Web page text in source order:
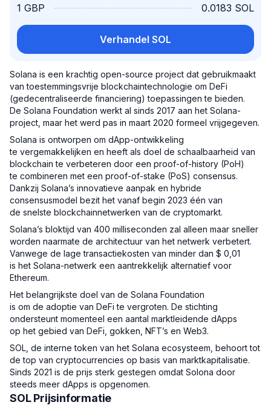
1 GBP 0.0183 SOL
Verhandel SOL
Solana is een krachtig open-source project dat gebruikmaakt
van toestemmingsvrije blockchaintechnologie om DeFi
(gedecentraliseerde financiering) toepassingen te bieden.
De Solana Foundation werkt al sinds 2017 aan het Solana-
project, maar het werd pas in maart 2020 formeel vrijgegeven.
Solana is ontworpen om dApp-ontwikkeling
te vergemakkelijken en heeft als doel de schaalbaarheid van
blockchain te verbeteren door een proof-of-history (PoH)
te combineren met een proof-of-stake (PoS) consensus.
Dankzij Solana’s innovatieve aanpak en hybride
consensusmodel bezit het vanaf begin 2023 één van
de snelste blockchainnetwerken van de cryptomarkt.
Solana’s bloktijd van 400 milliseconden zal alleen maar sneller
worden naarmate de architectuur van het netwerk verbetert.
Vanwege de lage transactiekosten van minder dan $ 0,01
is het Solana-netwerk een aantrekkelijk alternatief voor
Ethereum.
Het belangrijkste doel van de Solana Foundation
is om de adoptie van DeFi te vergroten. De stichting
ondersteunt momenteel een aantal marktleidende dApps
op het gebied van DeFi, gokken, NFT’s en Web3.
SOL, de interne token van het Solana ecosysteem, behoort tot
de top van cryptocurrencies op basis van marktkapitalisatie.
Sinds 2021 is de prijs sterk gestegen omdat Solona door
steeds meer dApps is opgenomen.
SOL Prijsinformatie